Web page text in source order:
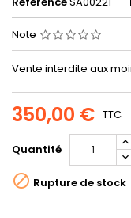
Note
Vente interdite aux
350,00 € TTC
Quantité
 Rupture de stock